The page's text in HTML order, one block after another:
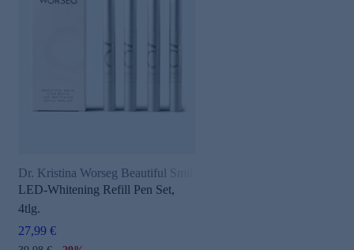
Dr. Kristina Worseg Beautiful Smile
LED-Whitening Refill Pen Set,
4tlg.
27,99 €